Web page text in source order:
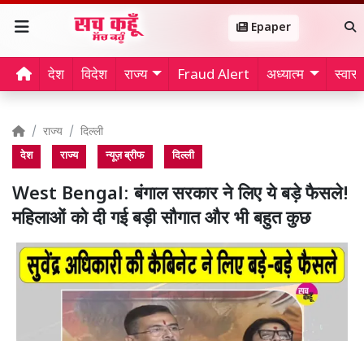
Epaper
देश विदेश राज्य Fraud Alert अध्यात्म
राज्य दिल्ली
देश राज्य न्यूज़ ब्रीफ दिल्ली
West Bengal: बंगाल सरकार ने लिए ये बड़े फैसले!
महिलाओं को दी गई बड़ी सौगात और भी बहुत कुछ